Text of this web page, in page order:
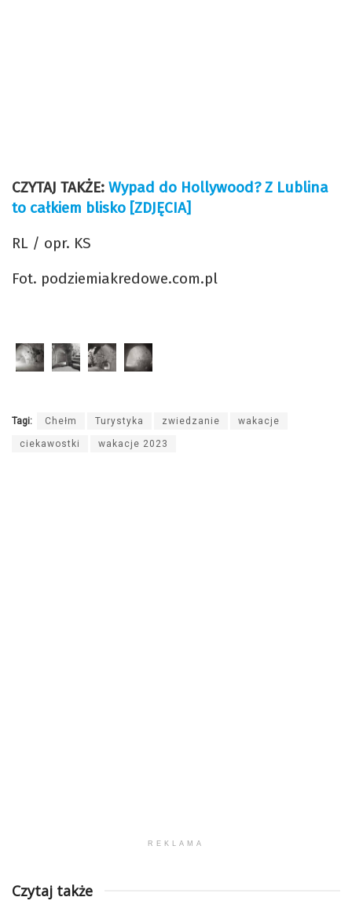
CZYTAJ TAKŻE: Wypad do Hollywood? Z Lublina
to całkiem blisko [ZDJĘCIA]
RL / opr. KS
Fot. podziemiakredowe.com.pl
Tagi: Chełm Turystyka zwiedzanie wakacje
ciekawostki wakacje 2023
REKLAMA
Czytaj także